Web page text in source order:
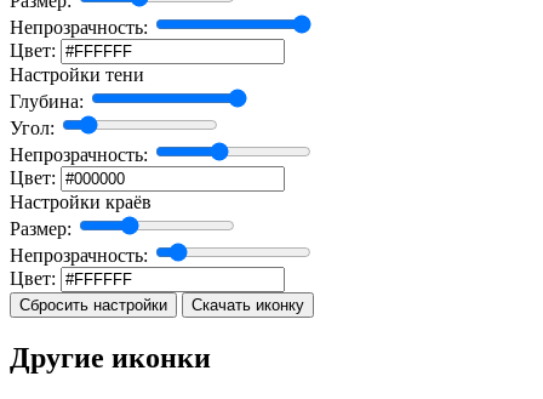
Непрозрачность:
Цвет:
Настройки тени
Глубина:
Угол:
Непрозрачность:
Цвет:
Настройки краёв
Размер:
Непрозрачность:
Цвет:
Сбросить настройки Скачать иконку
Другие иконки